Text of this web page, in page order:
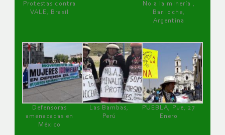
Protestas contra
VALE, Brasil
No a la minería ,
Bariloche,
Argentina
Defensoras
amenazadas en
México
Las Bambas,
Perú
PUEBLA, Pue, 27
Enero